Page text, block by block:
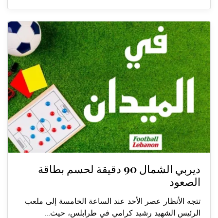
ديربي الشمال 90 دقيقة لحسم بطاقة
الصعود
تتجه الأنظار عصر الأحد عند الساعة الخامسة إلى ملعب
الرئيس الشهيد رشيد كرامي في طرابلس، حيث...